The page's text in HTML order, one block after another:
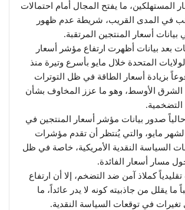
المستهلكين، ما يفتح المجال أمام احتمالات
في المدى القريب، شريطة عدم ظهور
أسعار المنتجين المرتقبة.
بعد بيانات أظهرت ارتفاع مؤشر أسعار
المتحدة خلال مايو بأسرع وتيرة منذ
بزيادة أسعار الطاقة في ظل التوترات
الشرق الأوسط، وهو ما عزز المخاوف بشأن
صدور بيانات مؤشر أسعار المنتجين في
لشهر مايو، والتي يُنتظر أن تقدم مؤشرات
السياسة النقدية الأمريكية، خاصة في ظل
مسار أسعار الفائدة.
كملاذ آمن ضد التضخم، إلا أن ارتفاع
ما يقلل من جاذبيته كونه لا يدر عائداً، ما
في توقعات السياسة النقدية.